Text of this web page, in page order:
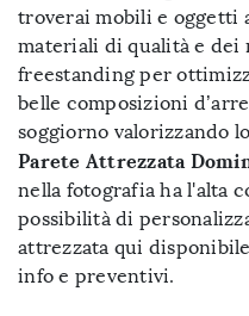
troverai mobili e oggetti
materiali di qualità e dei
freestanding per
belle composizioni
soggiorno valorizzando
Parete Attrezzata
nella fotografia ha l'alta
possibilità di
attrezzata qui
info e preventivi.